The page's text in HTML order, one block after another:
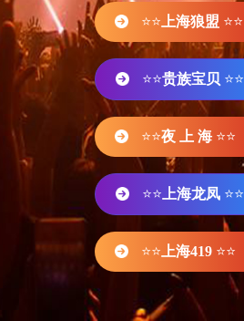
⭐⭐ 上海狼盟 ⭐⭐
⭐⭐贵族宝贝 ⭐⭐
⭐⭐夜 上 海 ⭐⭐
⭐⭐ 上海龙凤 ⭐⭐
⭐⭐ 上海419 ⭐⭐